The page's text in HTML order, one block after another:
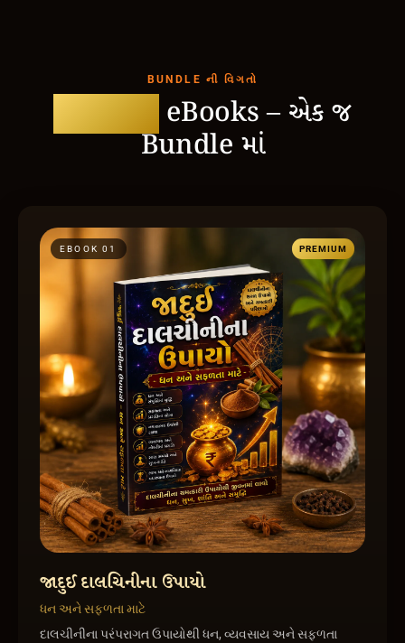
BUNDLE ની વિગતો
eBooks – એક જ
Bundle માં
EBOOK 01 PREMIUM
જાદુઈ દાલચિનીના ઉપાયો
ધન અને સફળતા માટે
દાલચીનીના પરંપરાગત ઉપાયોથી ધન, વ્યવસાય અને સફળતા